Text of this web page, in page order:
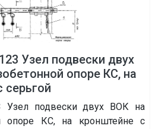
Узел подвески двух
опоре КС, на
серьгой
Узел подвески двух ВОК на
опоре КС, на кронштейне с